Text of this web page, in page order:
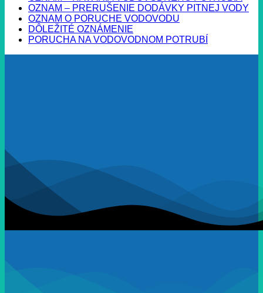
OZNAM – PRERUŠENIE DODÁVKY PITNEJ VODY
OZNAM O PORUCHE VODOVODU
DÔLEŽITÉ OZNÁMENIE
PORUCHA NA VODOVODNOM POTRUBÍ